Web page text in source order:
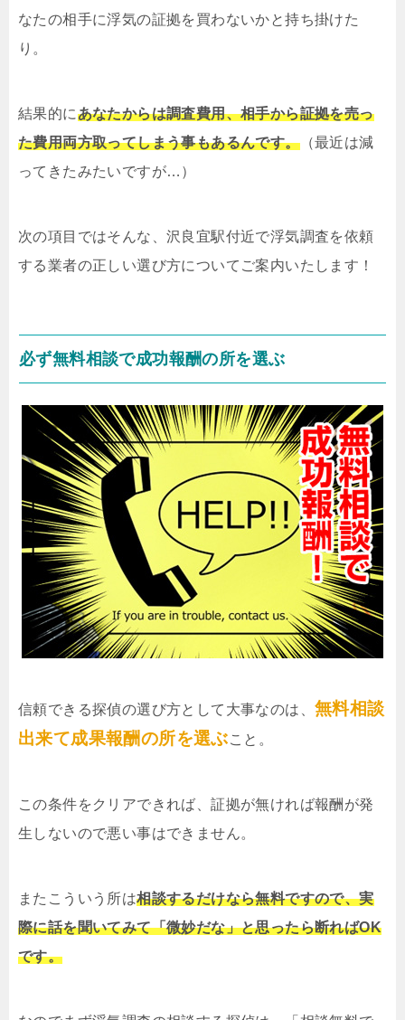
なたの相手に浮気の証拠を買わないかと持ち掛けた
り。
結果的にあなたからは調査費用、相手から証拠を売っ
た費用両方取ってしまう事もあるんです。（最近は減
ってきたみたいですが…）
次の項目ではそんな、沢良宜駅付近で浮気調査を依頼
する業者の正しい選び方についてご案内いたします！
必ず無料相談で成功報酬の所を選ぶ
信頼できる探偵の選び方として大事なのは、 無料相談
出来て成果報酬の所を選ぶこと。
この条件をクリアできれば、証拠が無ければ報酬が発
生しないので悪い事はできません。
またこういう所は相談するだけなら無料ですので、実
際に話を聞いてみて「微妙だな」と思ったら断ればOK
です。